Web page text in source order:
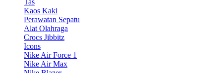
Kaos Kaki
Perawatan Sepatu
Alat Olahraga
Crocs Jibbitz
Icons
Nike Air Force 1
Nike Air Max